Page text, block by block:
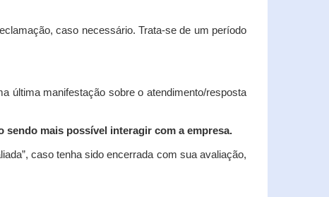
caso necessário. Trata-se de um período
última manifestação sobre o atendimento/resposta
sendo mais possível interagir com a empresa.
caso tenha sido encerrada com sua avaliação,